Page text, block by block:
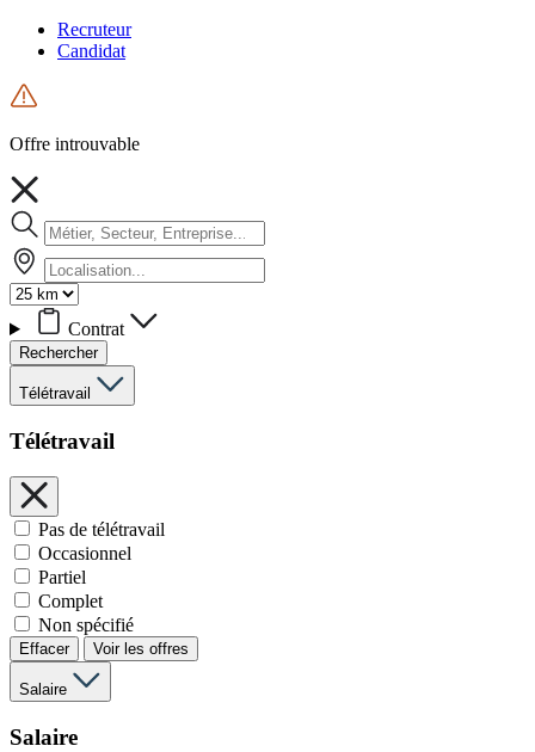
Recruteur
Candidat
Offre introuvable
Contrat
Rechercher
Télétravail
Télétravail
Pas de télétravail
Occasionnel
Partiel
Complet
Non spécifié
Effacer Voir les offres
Salaire
Salaire